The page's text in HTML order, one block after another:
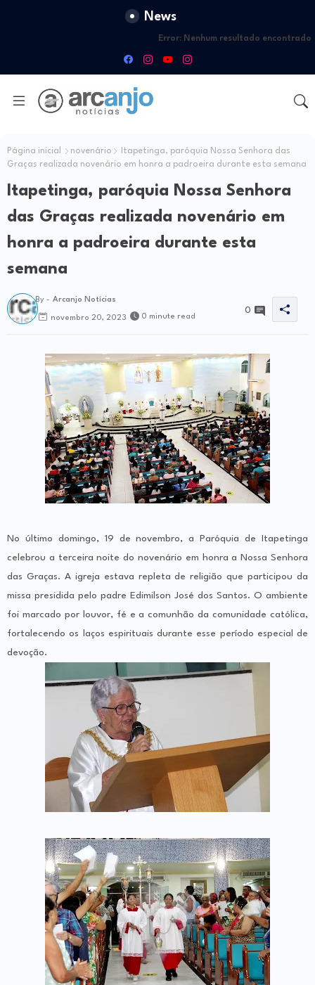
News
Error: Nenhum resultado encontrado
Página inicial novenário
Itapetinga, paróquia Nossa Senhora das
Graças realizada novenário em honra a padroeira durante esta semana
Itapetinga, paróquia Nossa Senhora
das Graças realizada novenário em
honra a padroeira durante esta
semana
By - Arcanjo Notícias
novembro 20, 2023 0 minute read
0
No último domingo, 19 de novembro, a Paróquia de Itapetinga
celebrou a terceira noite do novenário em honra a Nossa Senhora
das Graças. A igreja estava repleta de religião que participou da
missa presidida pelo padre Edimilson José dos Santos. O ambiente
foi marcado por louvor, fé e a comunhão da comunidade católica,
fortalecendo os laços espirituais durante esse período especial de
devoção.